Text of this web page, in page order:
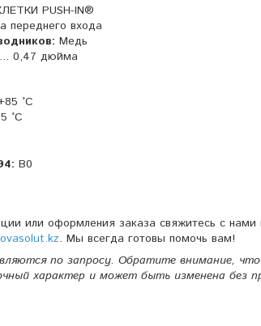
PUSH-IN®
переднего входа
Медь
0,47 дюйма
°C
°C
В0
или оформления заказа свяжитесь с нами
. Мы всегда готовы помочь вам!
по запросу. Обратите внимание,
характер и может быть изменена без